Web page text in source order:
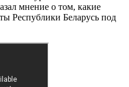
мнение о том, какие
Республики Беларусь под